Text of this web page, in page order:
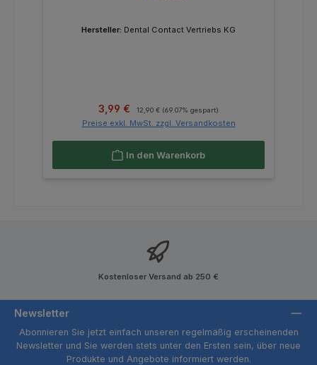
Hersteller: Dental Contact Vertriebs KG
Verkaufspreis:
3,99 € Regulärer Preis:
12,90 € (69.07% gespart)
Preise exkl. MwSt. zzgl. Versandkosten
In den Warenkorb
Kostenloser Versand ab 250 €
Newsletter
Abonnieren Sie jetzt einfach unseren regelmäßig erscheinenden
Newsletter und Sie werden stets unter den Ersten sein, über neue
Produkte und Angebote informiert werden.